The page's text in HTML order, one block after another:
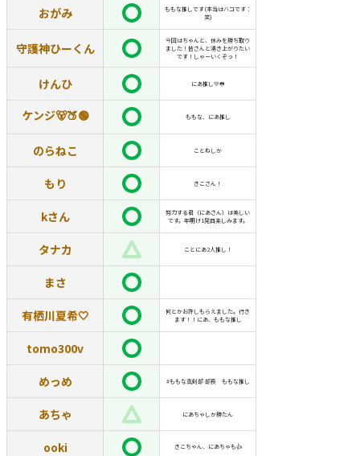
おがみ
ももな推しです(本当はハコです：
笑)
守護神ひーくん
今回はちゃんと、休みを勝ち取り
ました！皆さんと湧き上がりたい
です！しゃーいくぞっ！
けんひ にあ推し💚🐸
ケンジ🐻🍑🟢 ももな、にあ推し
のらねこ ことねしか
もり きこさん！
kさん
努力する君（にあさん）は美しい
です。年明け1発目楽しみます。
タナカ ことにあ2人推し！
まさ
有栖川夏希🤍
何とかお許しもらえました。行き
ます！！にあ、ももな推し
tomo300v
めっめ #ももな真剣部 部長 ももな推し
あちゃ にあちゃしか勝たん
ooki きこちゃん、にあちゃも👍